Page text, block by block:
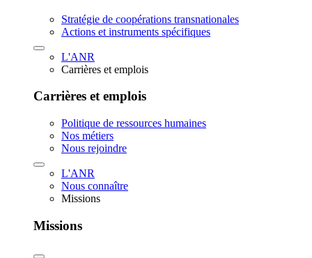
Stratégie de coopérations transnationales
Actions et instruments spécifiques
L'ANR
Carrières et emplois
Carrières et emplois
Politique de ressources humaines
Nos métiers
Nous rejoindre
L'ANR
Nous connaître
Missions
Missions